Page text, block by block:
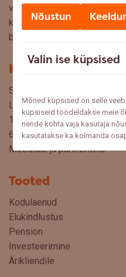
Nõustun
Valin ise küpsised
Mõned küpsised on selle
küpsiseid töödeldakse meie
nende kohta vaja kasutaja
kasutatakse ka kolmanda
valikuid oma rahaasjade
küsimusi, ettepanekuid ja
blogist lugeda sooviksite:
Kontakt
Swedbank AS
Liivalaia 34
15040 Tallinn, Estonia
6310 310
Meediale ja partneritele
Tooted
Kodulaenud
Elukindlustus
Pension
Investeerimine
Ärikliendile